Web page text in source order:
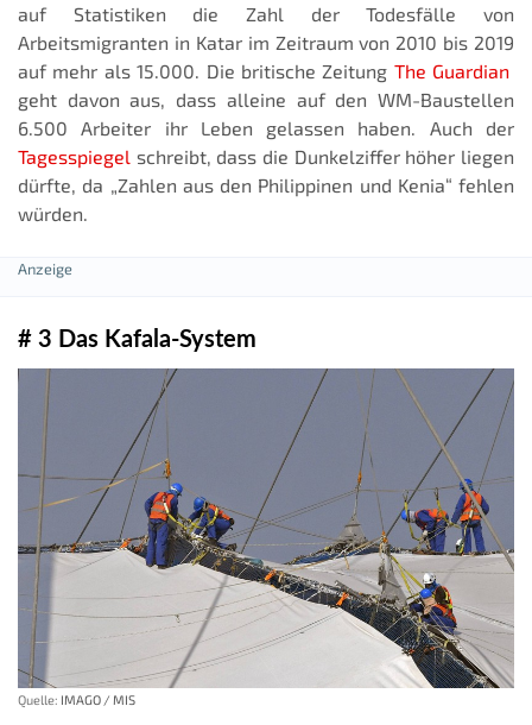
auf Statistiken die Zahl der Todesfälle von
Arbeitsmigranten in Katar im Zeitraum von 2010 bis 2019
auf mehr als 15.000. Die britische Zeitung The Guardian
geht davon aus, dass alleine auf den WM-Baustellen
6.500 Arbeiter ihr Leben gelassen haben. Auch der
Tagesspiegel schreibt, dass die Dunkelziffer höher liegen
dürfte, da „Zahlen aus den Philippinen und Kenia“ fehlen
würden.
# 3 Das Kafala-System
Quelle: IMAGO / MIS